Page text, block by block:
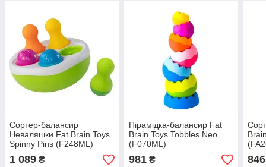
Сортер-балансир
Неваляшки Fat Brain Toys
Spinny Pins (F248ML)
1 089 ₴
Пірамідка-балансир Fat
Brain Toys Tobbles Neo
(F070ML)
981₴ 846